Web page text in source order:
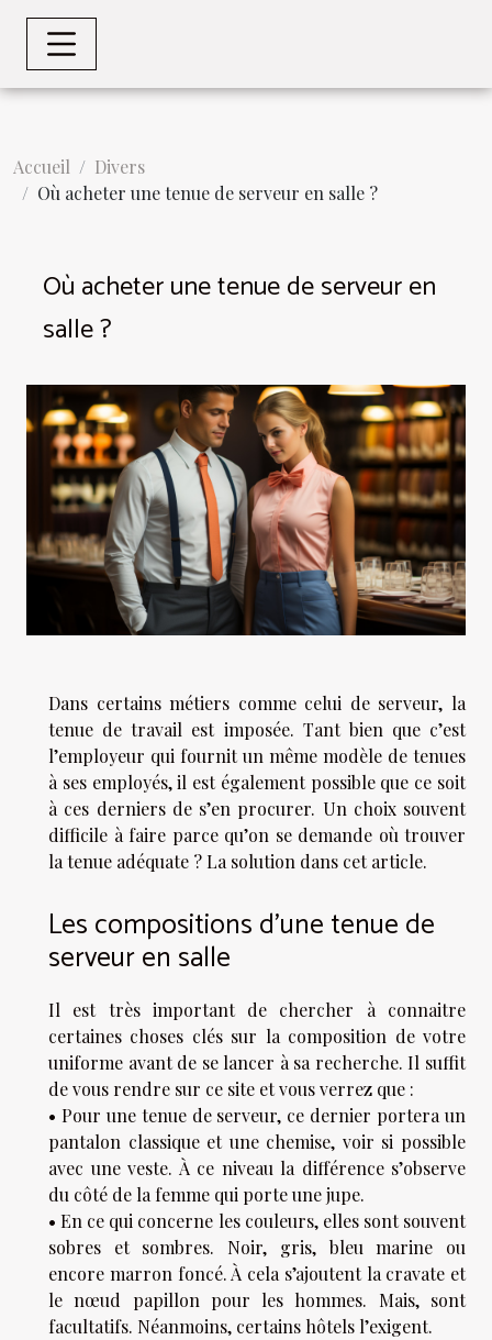
Accueil
Divers
Où acheter une tenue de serveur en salle ?
Où acheter une tenue de serveur en
salle ?
Dans certains métiers comme celui de serveur, la
tenue de travail est imposée. Tant bien que c’est
l’employeur qui fournit un même modèle de tenues
à ses employés, il est également possible que ce soit
à ces derniers de s’en procurer. Un choix souvent
difficile à faire parce qu’on se demande où trouver
la tenue adéquate ? La solution dans cet article.
Les compositions d’une tenue de
serveur en salle
Il est très important de chercher à connaitre
certaines choses clés sur la composition de votre
uniforme avant de se lancer à sa recherche. Il suffit
de vous rendre sur ce site et vous verrez que :
• Pour une tenue de serveur, ce dernier portera un
pantalon classique et une chemise, voir si possible
avec une veste. À ce niveau la différence s’observe
du côté de la femme qui porte une jupe.
• En ce qui concerne les couleurs, elles sont souvent
sobres et sombres. Noir, gris, bleu marine ou
encore marron foncé. À cela s’ajoutent la cravate et
le nœud papillon pour les hommes. Mais, sont
facultatifs. Néanmoins, certains hôtels l’exigent.